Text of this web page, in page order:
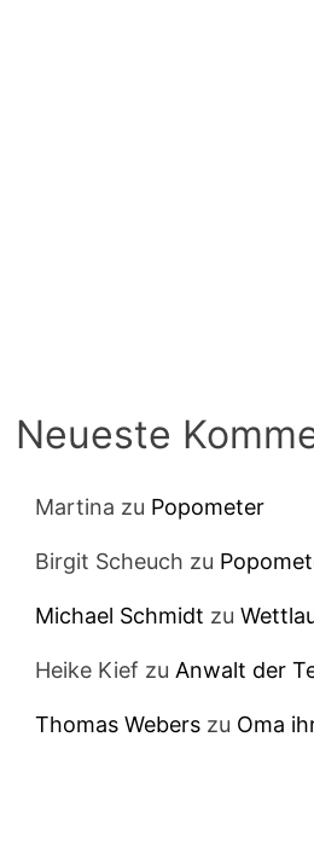
Neueste
Martina zu Popometer
Birgit Scheuch zu
Michael Schmidt zu
Heike Kief zu Anwalt der
Thomas Webers zu Oma